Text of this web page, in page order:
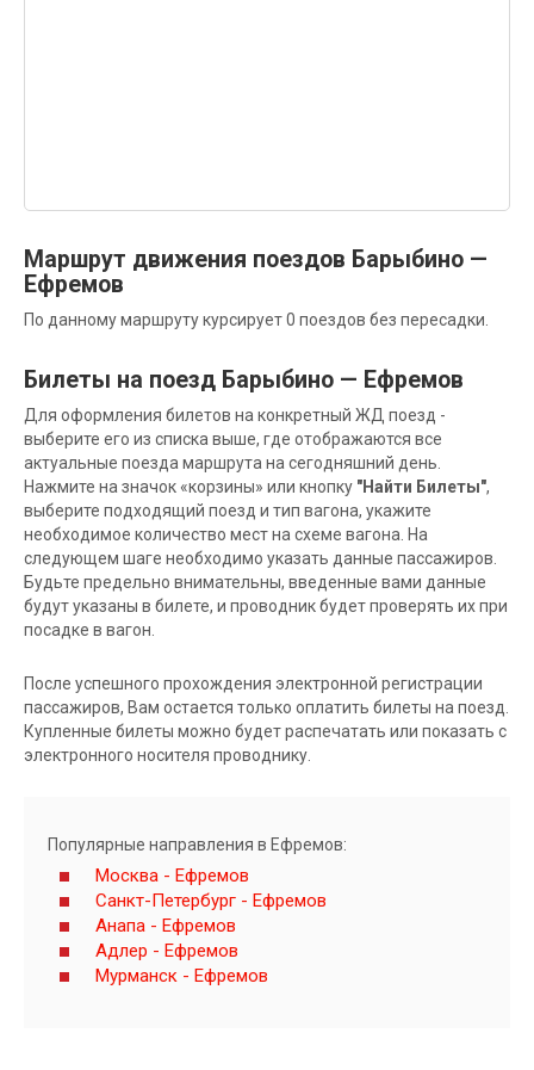
Маршрут движения поездов Барыбино —
Ефремов
По данному маршруту курсирует 0 поездов без пересадки.
Билеты на поезд Барыбино — Ефремов
Для оформления билетов на конкретный ЖД поезд -
выберите его из списка выше, где отображаются все
актуальные поезда маршрута на сегодняшний день.
Нажмите на значок «корзины» или кнопку "Найти Билеты",
выберите подходящий поезд и тип вагона, укажите
необходимое количество мест на схеме вагона. На
следующем шаге необходимо указать данные пассажиров.
Будьте предельно внимательны, введенные вами данные
будут указаны в билете, и проводник будет проверять их при
посадке в вагон.
После успешного прохождения электронной регистрации
пассажиров, Вам остается только оплатить билеты на поезд.
Купленные билеты можно будет распечатать или показать с
электронного носителя проводнику.
Популярные направления в Ефремов:
Москва - Ефремов
Санкт-Петербург - Ефремов
Анапа - Ефремов
Адлер - Ефремов
Мурманск - Ефремов